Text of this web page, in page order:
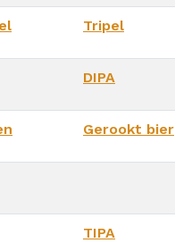
Tripel
DIPA
Gerookt bier
TIPA